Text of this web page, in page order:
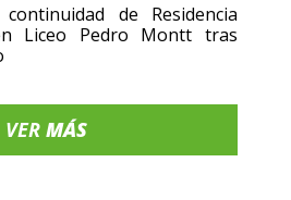
de Residencia
Liceo Pedro Montt tras
VERMÁS